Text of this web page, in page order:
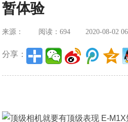
暂体验
来源： 阅读：694 2020-08-02
分享：